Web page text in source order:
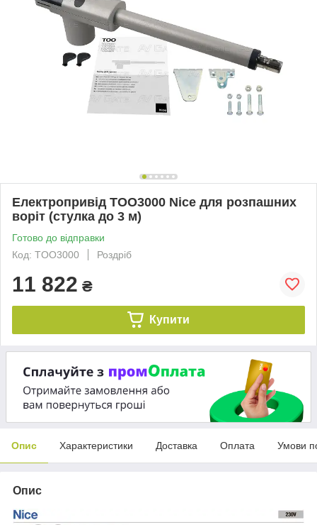
Електропривід TOO3000 Nice для розпашних
воріт (стулка до 3 м)
Готово до відправки
Код: TOO3000
Роздріб
11 822 ₴
Купити
Опис Характеристики Доставка Оплата Умови
Опис